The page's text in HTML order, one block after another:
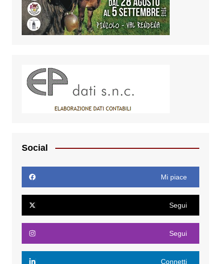
Social
Mi piace
Segui
Segui
Connetti